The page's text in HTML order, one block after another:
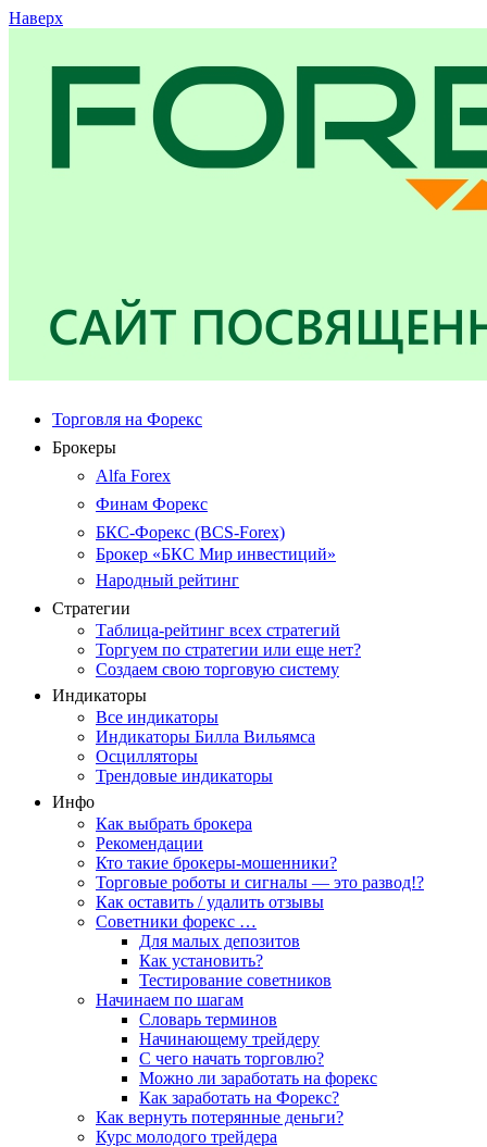
Наверх
Торговля на Форекс
Брокеры
Alfa Forex
Финам Форекс
БКС-Форекс (BCS-Forex)
Брокер «БКС Мир инвестиций»
Народный рейтинг
Стратегии
Таблица-рейтинг всех стратегий
Торгуем по стратегии или еще нет?
Создаем свою торговую систему
Индикаторы
Все индикаторы
Индикаторы Билла Вильямса
Осцилляторы
Трендовые индикаторы
Инфо
Как выбрать брокера
Рекомендации
Кто такие брокеры-мошенники?
Торговые роботы и сигналы — это развод!?
Как оставить / удалить отзывы
Советники форекс …
Для малых депозитов
Как установить?
Тестирование советников
Начинаем по шагам
Словарь терминов
Начинающему трейдеру
С чего начать торговлю?
Можно ли заработать на форекс
Как заработать на Форекс?
Как вернуть потерянные деньги?
Курс молодого трейдера